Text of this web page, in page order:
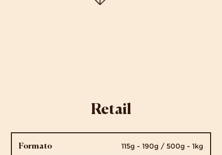
Retail
Formato 115g - 190g / 500g - 1kg